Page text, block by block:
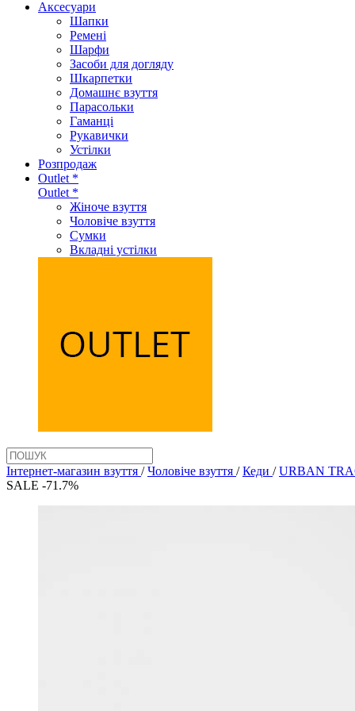
Аксеcуари
Шапки
Ремені
Шарфи
Засоби для догляду
Шкарпетки
Домашнє взуття
Парасольки
Гаманці
Рукавички
Устілки
Розпродаж
Outlet *
Outlet *
Жіноче взуття
Чоловіче взуття
Сумки
Вкладні устілки
Інтернет-магазин взуття / Чоловіче взуття / Кеди / URBAN
SALE -71.7%